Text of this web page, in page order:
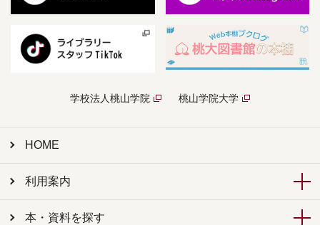
学校法人桃山学院 桃山学院大学
HOME
利用案内
本・資料を探す